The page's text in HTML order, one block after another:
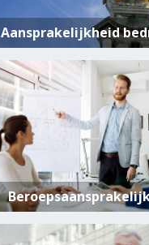
Aansprakelijkheid